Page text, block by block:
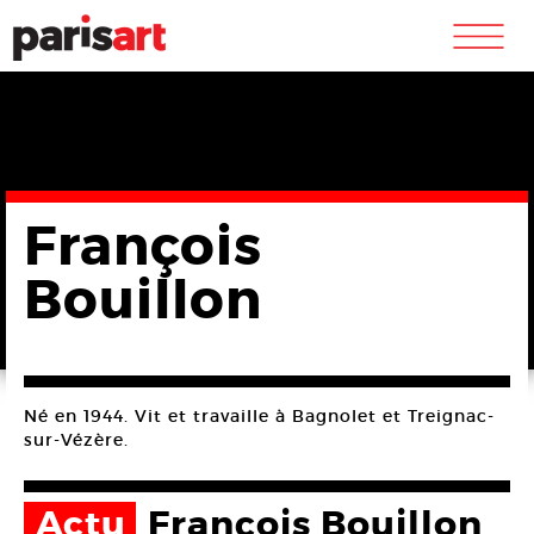
m
François
Bouillon
Né en 1944. Vit et travaille à Bagnolet et Treignac-
sur-Vézère.
Actu François Bouillon